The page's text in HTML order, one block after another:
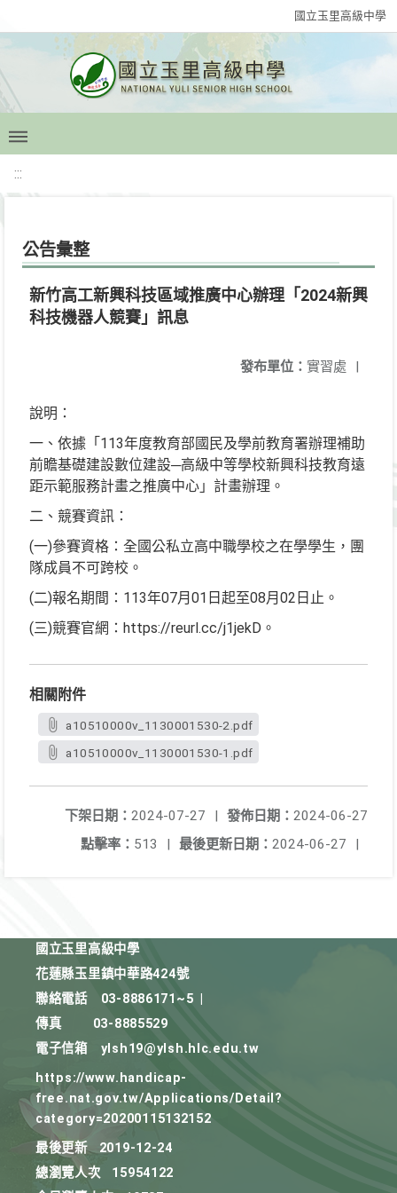
國立玉里高級中學
:::
公告彙整
新竹高工新興科技區域推廣中心辦理「2024新興
科技機器人競賽」訊息
發布單位： 實習處 |
說明：
一、依據「113年度教育部國民及學前教育署辦理補助
前瞻基礎建設數位建設─高級中等學校新興科技教育遠
距示範服務計畫之推廣中心」計畫辦理。
二、競賽資訊：
(一)參賽資格：全國公私立高中職學校之在學學生，團
隊成員不可跨校。
(二)報名期間：113年07月01日起至08月02日止。
(三)競賽官網：https://reurl.cc/j1jekD。
相關附件
a10510000v_1130001530-2.pdf
a10510000v_1130001530-1.pdf
發佈日期： 2024-06-27
下架日期： 2024-07-27
|
最後更新日期： 2024-06-27 |
點擊率： 513 |
國立玉里高級中學
花蓮縣玉里鎮中華路424號
聯絡電話
03-8886171~5
傳真
03-8885529
電子信箱
ylsh19@ylsh.hlc.edu.tw
https://www.handicap-
free.nat.gov.tw/Applications/Detail?
category=20200115132152
最後更新
2019-12-24
總瀏覽人次
15954122